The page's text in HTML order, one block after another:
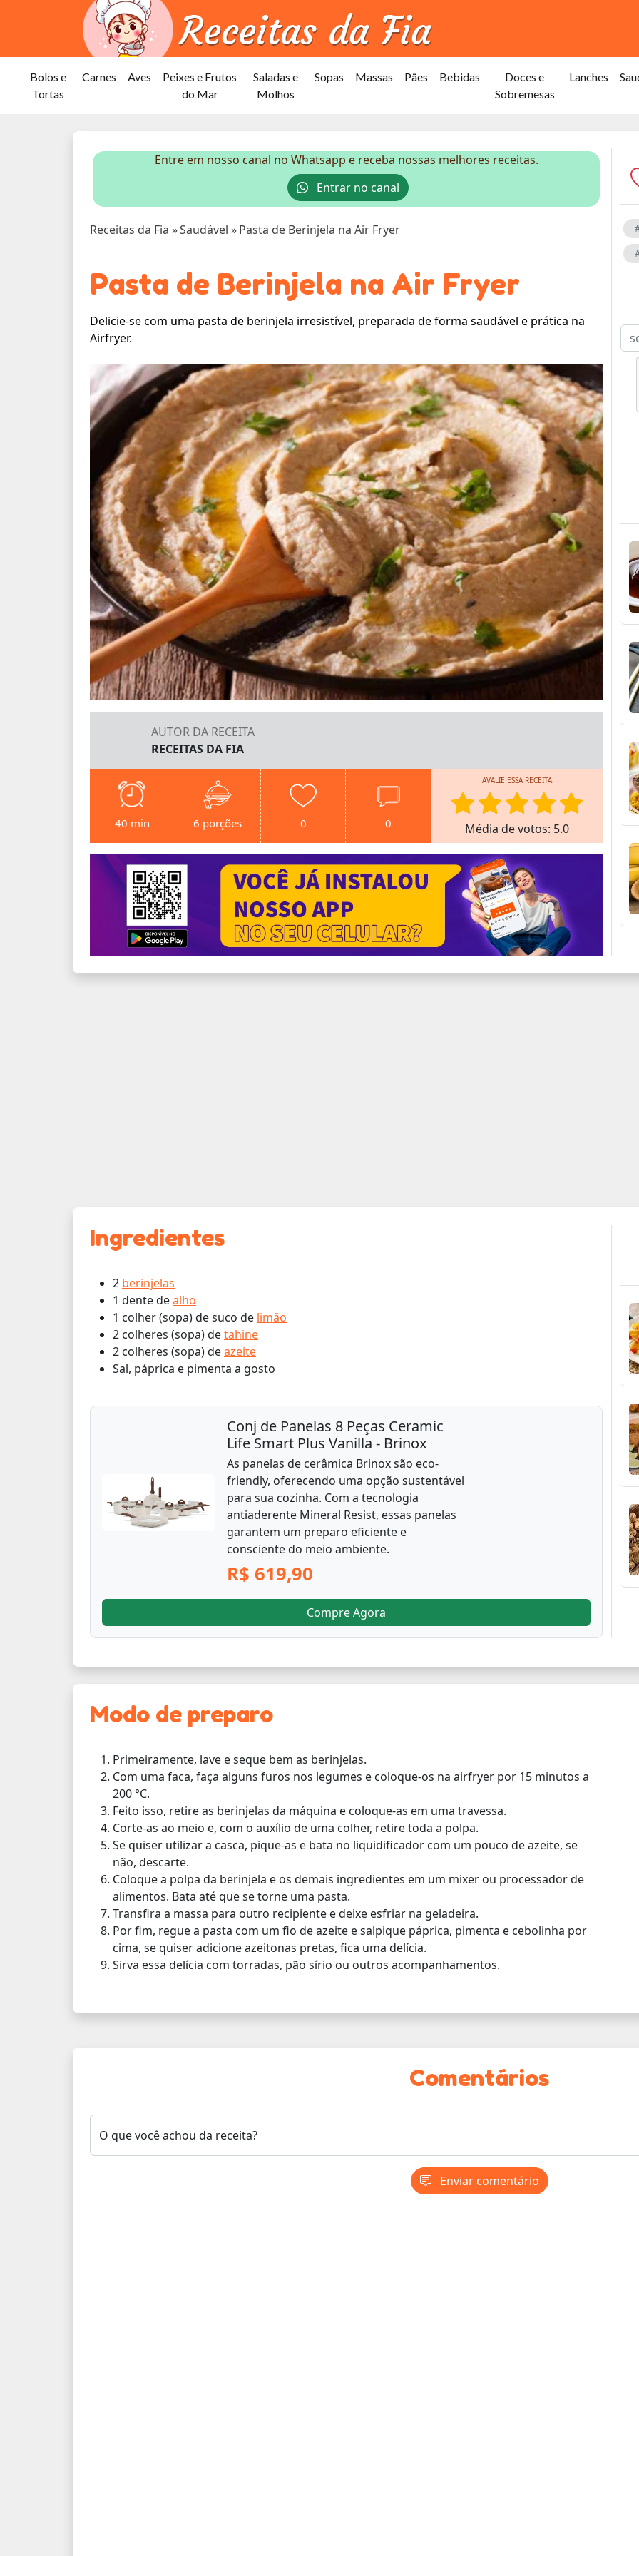
Bolos e
Tortas
Carnes Aves
Peixes e Frutos
do Mar
Saladas e
Molhos
Sopas Massas Pães Bebidas
Doces e
Sobremesas
Lanches
Entre em nosso canal no Whatsapp e receba nossas melhores receitas.
Entrar no canal
Receitas da Fia »Saudável »Pasta de Berinjela na Air Fryer
Pasta de Berinjela na Air Fryer
Delicie-se com uma pasta de berinjela irresistível, preparada de forma saudável e prática na
Airfryer.
AUTOR DA RECEITA
RECEITAS DA FIA
40 min 6 porções 0 0
AVALIE ESSA RECEITA
Média de votos: 5.0
Ingredientes
2 berinjelas
1 dente dealho
1 colher (sopa) de suco de limão
2 colheres (sopa) detahine
2 colheres (sopa) deazeite
Sal, páprica e pimenta a gosto
Conj de Panelas 8 Peças Ceramic
Life Smart Plus Vanilla - Brinox
As panelas de cerâmica Brinox são eco-
friendly, oferecendo uma opção sustentável
para sua cozinha. Com a tecnologia
antiaderente Mineral Resist, essas panelas
garantem um preparo eficiente e
consciente do meio ambiente.
R$ 619,90
Compre Agora
Modo de preparo
Primeiramente, lave e seque bem as berinjelas.
Com uma faca, faça alguns furos nos legumes e coloque-os na airfryer por 15 minutos a
200 °C.
Feito isso, retire as berinjelas da máquina e coloque-as em uma travessa.
Corte-as ao meio e, com o auxílio de uma colher, retire toda a polpa.
Se quiser utilizar a casca, pique-as e bata no liquidificador com um pouco de azeite, se
não, descarte.
Coloque a polpa da berinjela e os demais ingredientes em um mixer ou processador de
alimentos. Bata até que se torne uma pasta.
Transfira a massa para outro recipiente e deixe esfriar na geladeira.
Por fim, regue a pasta com um fio de azeite e salpique páprica, pimenta e cebolinha por
cima, se quiser adicione azeitonas pretas, fica uma delícia.
Sirva essa delícia com torradas, pão sírio ou outros acompanhamentos.
Comentários
O que você achou da receita?
Enviar comentário